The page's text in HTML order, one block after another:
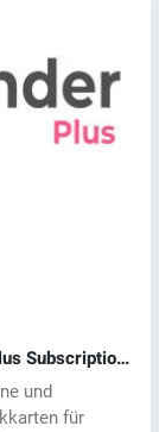
Subscription
und
für